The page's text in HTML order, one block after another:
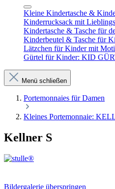
Kleine Kindertasche &
Kinderrucksack mit
Kindertasche & Tasche für
Kinderbeutel & Tasche für
Lätzchen für Kinder mit
Gürtel für Kinder: KID
Menü schließen
Portemonnaies für Damen
Kleines Portemonnaie:
Kellner S
Bildergalerie überspringen